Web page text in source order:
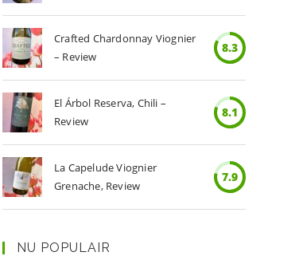
Crafted Chardonnay Viognier
– Review
8.3
El Árbol Reserva, Chili –
Review
8.1
La Capelude Viognier
Grenache, Review
7.9
NU POPULAIR